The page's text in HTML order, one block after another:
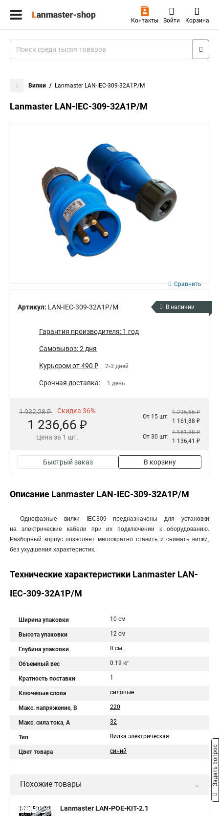
Контакты Войти Корзина
Вилки Lanmaster LAN-IEC-309-32A1P/M
Lanmaster LAN-IEC-309-32A1P/M
Артикул: LAN-IEC-309-32A1P/M
Сравнить
В наличии
Гарантия производителя: 1 год
Самовывоз: 2 дня
Курьером от 490 ₽ 2-3 дней
Срочная доставка: 1 день
1 932,28 ₽ Скидка 36%
1 236,66 ₽
Цена за 1 шт.
От 15 шт:
1 236,66 ₽
1 161,88 ₽
От 30 шт:
1 161,88 ₽
1 136,41 ₽
Быстрый заказ В корзину
Описание Lanmaster LAN-IEC-309-32A1P/M
Однофазные вилки IEC309 предназначены для установки
на электрические кабели при их подключении к оборудованию.
Разборный корпус позволяет многократно ставить и снимать вилки,
без ухудшения характеристик.
Технические характеристики Lanmaster LAN-
IEC-309-32A1P/M
Ширина упаковки 10 см
Высота упаковки 12 см
Глубина упаковки 8 см
Объемный вес 0.19 кг
Кратность поставки 1
Ключевые слова силовые
Макс. напряжение, В 220
Макс. сила тока, А 32
Тип Вилка электрическая
Цвет товара синий
Похожие товары
Lanmaster LAN-POE-KIT-2.1
Задать вопрос